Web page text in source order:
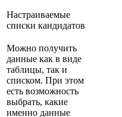
Настраиваемые
списки кандидатов
Можно получить
данные как в виде
таблицы, так и
списком. При этом
есть возможность
выбрать, какие
именно данные